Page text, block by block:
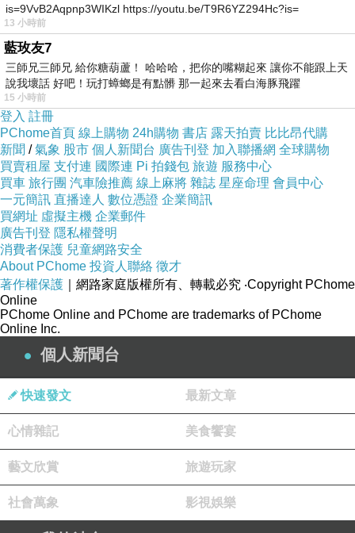
is=9VvB2Aqpnp3WIKzl https://youtu.be/T9R6YZ294Hc?is=
13 小時前
藍玫友7
三師兄三師兄 給你糖葫蘆！ 哈哈哈，把你的嘴糊起來 讓你不能跟上天
說我壞話 好吧！玩打蟑螂是有點髒 那一起來去看白海豚飛躍
15 小時前
登入 註冊
PChome首頁 線上購物 24h購物 書店 露天拍賣 比比昂代購
新聞 /氣象 股市 個人新聞台 廣告刊登 加入聯播網 全球購物
買賣租屋 支付連 國際連 Pi 拍錢包 旅遊 服務中心
買車 旅行團 汽車險推薦 線上麻將 雜誌 星座命理 會員中心
一元簡訊 直播達人 數位憑證 企業簡訊
買網址 虛擬主機 企業郵件
廣告刊登 隱私權聲明
消費者保護 兒童網路安全
About PChome 投資人聯絡 徵才
著作權保護 ｜網路家庭版權所有、轉載必究 ‧Copyright PChome
Online
PChome Online and PChome are trademarks of PChome
Online Inc.
個人新聞台
快速發文 最新文章
心情雜記 美食饗宴
藝文欣賞 旅遊玩家
社會萬象 影視娛樂